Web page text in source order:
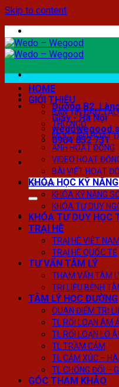
Skip to content
Đường B2,
Giấy - Hà Nội
0904 852 731
HOME
GIỚI THIỆU
BẢN TIN ĐÀO TẠO
THƯ NGỎ
MỤC TIÊU HOẠT
ẢNH HOẠT ĐỘNG
VIDEO HOẠT
BÀI VIẾT HOẠT
KHÓA HỌC KỸ NĂNG
KHÓA KỸ NĂNG
KHÓA TƯ DUY
KHÓA TƯ DUY HỌC
TRẠI HÈ
TRẠI HÈ VIỆT NAM
TRẠI HÈ QUỐC TẾ
TƯ VẤN TÂM LÝ
THAM VẤN TÂM
TRỊ LIỆU BỆNH
TÂM LÝ HỌC ĐƯỜNG
QUAN ĐIỂM TRỊ
TL RỐI LOẠN ÁM
TL RỐI LOẠN LO
TL TRẦM CẢM
TL CẢM XÚC –
TL CHỐNG ĐỐI –
GÓC THAM KHẢO